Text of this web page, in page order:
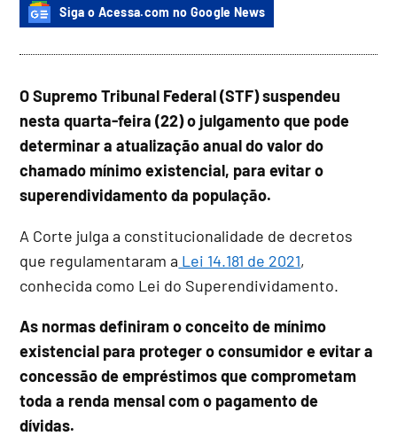
Siga o Acessa.com no Google News
O Supremo Tribunal Federal (STF) suspendeu
nesta quarta-feira (22) o julgamento que pode
determinar a atualização anual do valor do
chamado mínimo existencial, para evitar o
superendividamento da população.
A Corte julga a constitucionalidade de decretos
que regulamentaram a Lei 14.181 de 2021,
conhecida como Lei do Superendividamento.
As normas definiram o conceito de mínimo
existencial para proteger o consumidor e evitar a
concessão de empréstimos que comprometam
toda a renda mensal com o pagamento de
dívidas.